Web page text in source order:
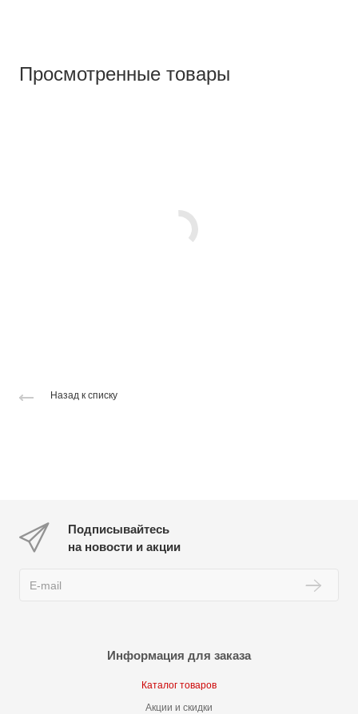
Просмотренные товары
Назад к списку
Подписывайтесь
на новости и акции
Информация для заказа
Каталог товаров
Акции и скидки